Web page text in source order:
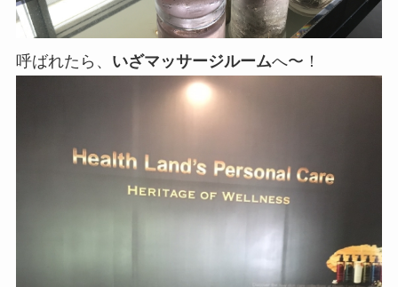
呼ばれたら、 いざマッサージルームへ〜！